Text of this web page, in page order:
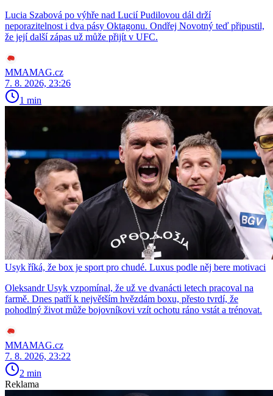
Lucia Szabová po výhře nad Lucií Pudilovou dál drží
neporazitelnost i dva pásy Oktagonu. Ondřej Novotný teď připustil,
že její další zápas už může přijít v UFC.
MMAMAG.cz
7. 8. 2026, 23:26
1 min
Usyk říká, že box je sport pro chudé. Luxus podle něj bere motivaci
Oleksandr Usyk vzpomínal, že už ve dvanácti letech pracoval na
farmě. Dnes patří k největším hvězdám boxu, přesto tvrdí, že
pohodlný život může bojovníkovi vzít ochotu ráno vstát a trénovat.
MMAMAG.cz
7. 8. 2026, 23:22
2 min
Reklama